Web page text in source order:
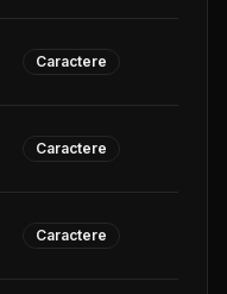
Caractere
Caractere
Caractere